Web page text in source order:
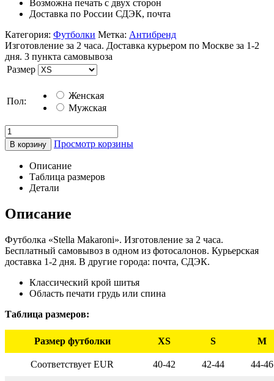
Возможна печать с двух сторон
Доставка по России СДЭК, почта
Категория: Футболки Метка: Антибренд
Изготовление за 2 часа. Доставка курьером по Москве за 1-2
дня. 3 пункта самовывоза
Размер
Пол:
Женская
Мужская
В корзину Просмотр корзины
Описание
Таблица размеров
Детали
Описание
Футболка «Stella Makaroni». Изготовление за 2 часа.
Бесплатный самовывоз в одном из фотосалонов. Курьерская
доставка 1-2 дня. В другие города: почта, СДЭК.
Классический крой шитья
Область печати грудь или спина
Таблица размеров:
Размер футболки XS S M
Соответствует EUR 40-42 42-44 44-46